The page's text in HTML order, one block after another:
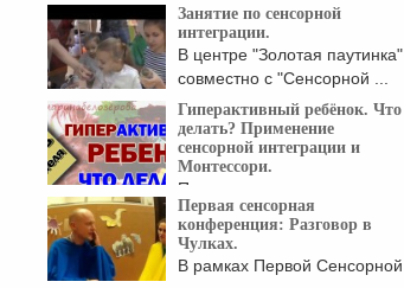
Занятие по сенсорной
интеграции.
В центре "Золотая паутинка"
совместно с "Сенсорной ...
Гиперактивный ребёнок. Что
делать? Применение
сенсорной интеграции и
Монтессори.
Применение сенсорных
материалов помогает
ребенку сосредоточиться во ...
Первая сенсорная
конференция: Разговор в
Чулках.
В рамках Первой Сенсорной